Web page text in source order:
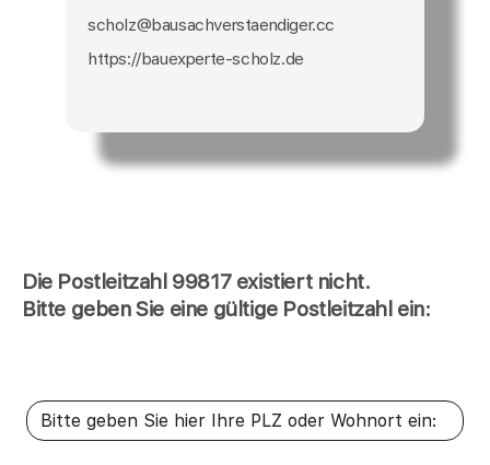
Die Postleitzahl 99817 existiert nicht.
Bitte geben Sie eine gültige Postleitzahl ein:
scholz@bausachverstaendiger.cc
https://bauexperte-scholz.de